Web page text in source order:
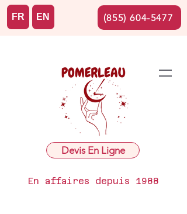
Devis En Ligne
En affaires depuis 1988
FR EN (855) 604-5477